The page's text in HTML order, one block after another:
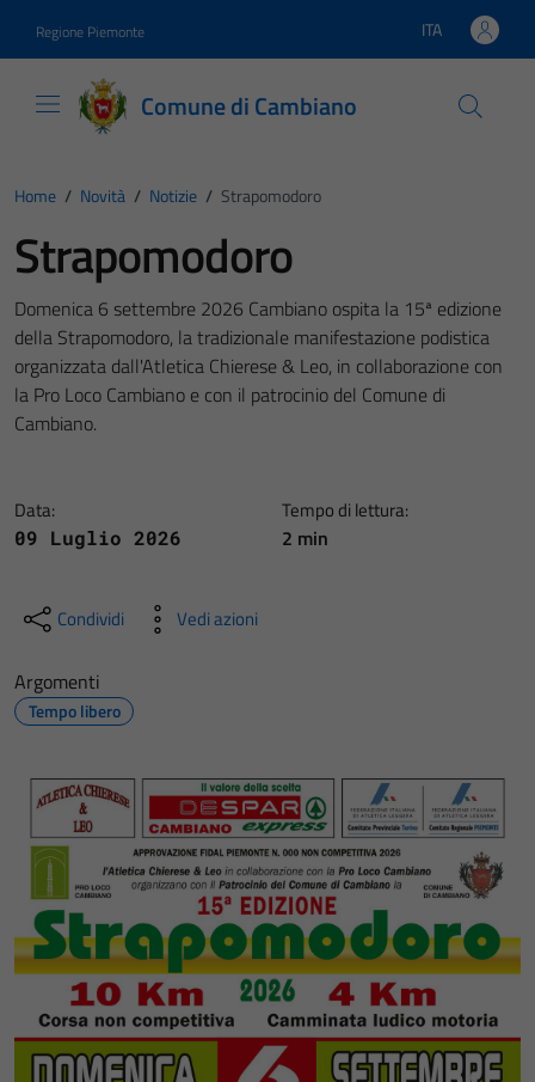
Regione Piemonte Lingua attiva:
ITA
Comune di Cambiano
Home / Novità / Notizie / Strapomodoro
Strapomodoro
Domenica 6 settembre 2026 Cambiano ospita la 15ª edizione
della Strapomodoro, la tradizionale manifestazione podistica
organizzata dall'Atletica Chierese & Leo, in collaborazione con
la Pro Loco Cambiano e con il patrocinio del Comune di
Cambiano.
Data:
09 Luglio 2026
Tempo di lettura:
2 min
Condividi Vedi azioni
Argomenti
Tempo libero